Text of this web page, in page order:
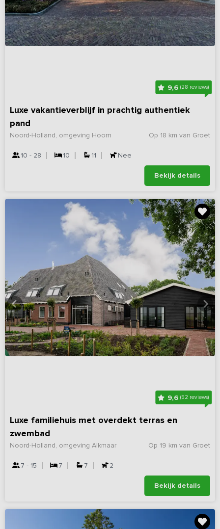
9,6 (28 reviews)
Luxe vakantieverblijf in prachtig authentiek
pand
Op 18 km van Groet
Noord-Holland, omgeving Hoorn
10 - 28 10 11 Nee
Bekijk details
9,6 (52 reviews)
Luxe familiehuis met overdekt terras en
zwembad
Op 19 km van Groet
Noord-Holland, omgeving Alkmaar
7 - 15 7 7 2
Bekijk details